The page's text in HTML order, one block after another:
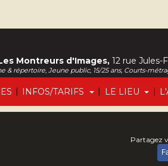
| INFOS/TARIFS | LE LIEU |
Montreurs d'Images, 12 rue Jules-
répertoire, Jeune public, 15/25 ans, Courts-
Partagez